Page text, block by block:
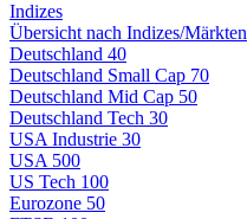
Indizes
Übersicht nach Indizes/Märkten
Deutschland 40
Deutschland Small Cap 70
Deutschland Mid Cap 50
Deutschland Tech 30
USA Industrie 30
USA 500
US Tech 100
Eurozone 50